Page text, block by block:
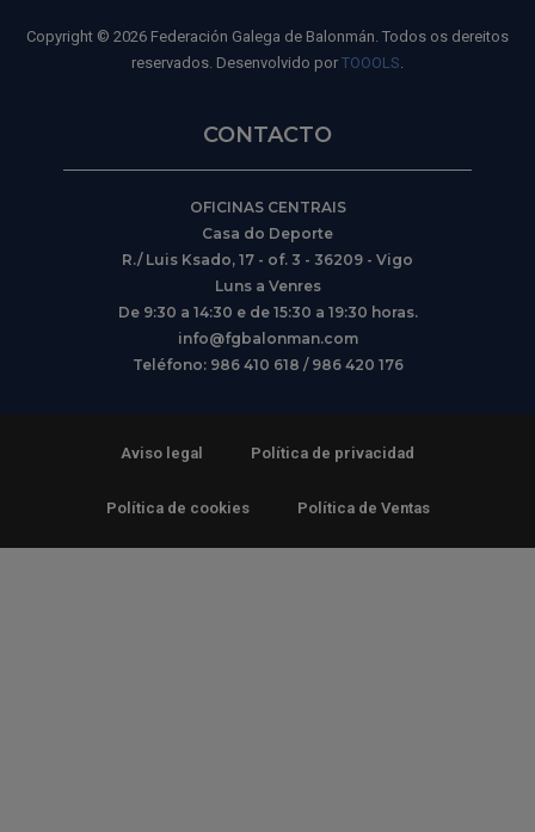
Copyright © 2026 Federación Galega de Balonmán. Todos os dereitos
reservados. Desenvolvido por TOOOLS.
CONTACTO
OFICINAS CENTRAIS
Casa do Deporte
R./ Luis Ksado, 17 - of. 3 - 36209 - Vigo
Luns a Venres
De 9:30 a 14:30 e de 15:30 a 19:30 horas.
info@fgbalonman.com
Teléfono: 986 410 618 / 986 420 176
Aviso legal Política de privacidad
Política de cookies Política de Ventas